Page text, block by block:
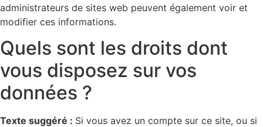
administrateurs de sites web peuvent également voir et
modifier ces informations.
Quels sont les droits dont
vous disposez sur vos
données ?
Texte suggéré : Si vous avez un compte sur ce site, ou si